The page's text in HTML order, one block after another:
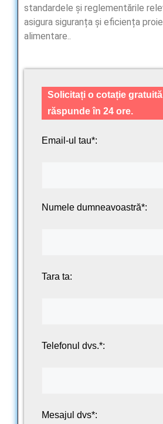
standardele și reglementările
asigura siguranța și eficiența
alimentare..
Solicitați o cotație
răspunde în 24 ore.
Email-ul tau*:
Numele dumneavoastră*:
Tara ta:
Telefonul dvs.*:
Mesajul dvs*: